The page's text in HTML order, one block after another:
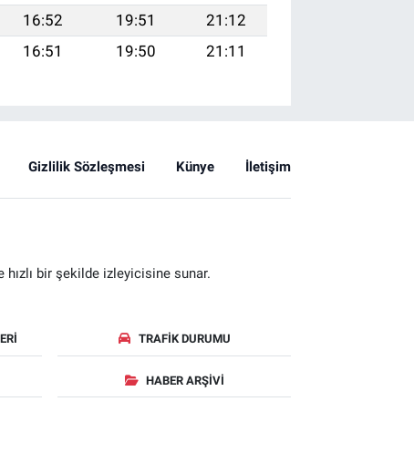
16:52 19:51
21:12
16:51 19:50 21:11
Gizlilik Sözleşmesi Künye İletişim
bir şekilde izleyicisine sunar.
TRAFIK DURUMU
HABER ARŞIVI